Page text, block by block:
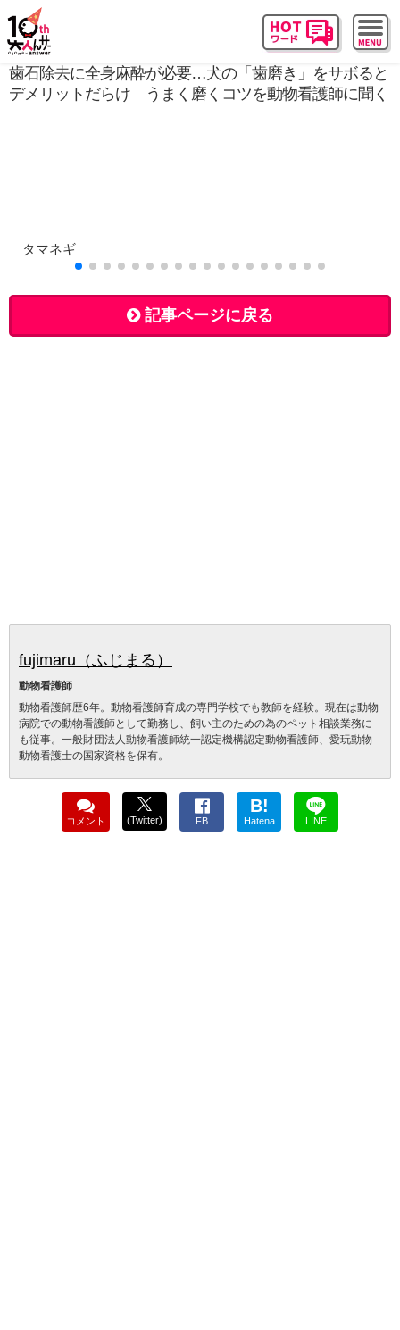
歯石除去に全身麻酔が必要…犬の「歯磨き」をサボると
デメリットだらけ うまく磨くコツを動物看護師に聞く
タマネギ
記事ページに戻る
fujimaru（ふじまる）
動物看護師
動物看護師歴6年。動物看護師育成の専門学校でも教師を経験。現在は動物
病院での動物看護師として勤務し、飼い主のための為のペット相談業務に
も従事。一般財団法人動物看護師統一認定機構認定動物看護師、愛玩動物
動物看護士の国家資格を保有。
コメント (Twitter) FB
B!
Hatena LINE